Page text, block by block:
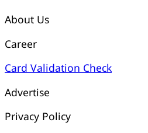
About Us
Career
Card Validation Check
Advertise
Privacy Policy